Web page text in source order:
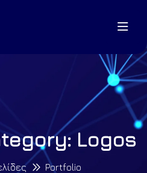
Logos
Portfolio